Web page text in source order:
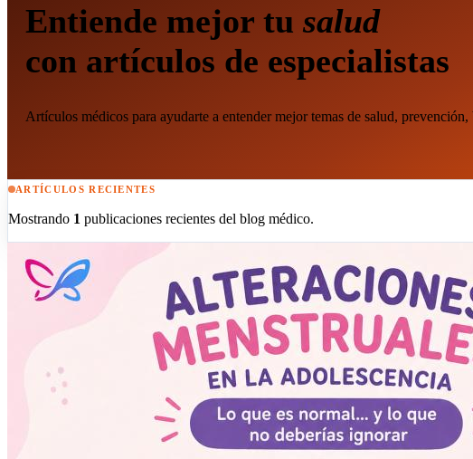
Entiende mejor tu salud
con artículos de especialistas
Artículos médicos para ayudarte a entender mejor temas de salud,
ARTÍCULOS RECIENTES
Mostrando 1 publicaciones recientes del blog médico.